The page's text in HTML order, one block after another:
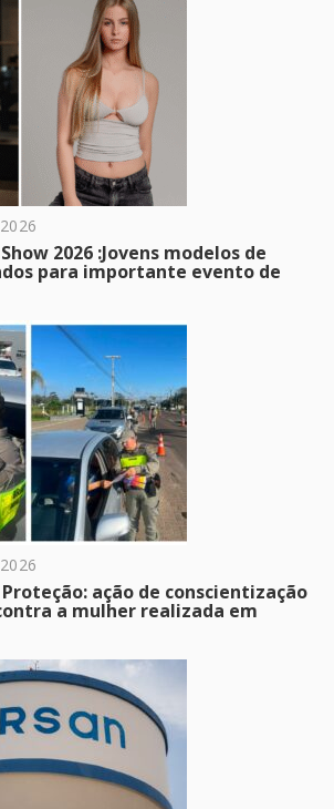
2026 :Jovens modelos de
para importante evento de
ação de conscientização
a mulher realizada em